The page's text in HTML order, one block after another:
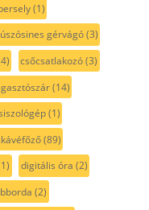
(1)
gérvágó(3)
csőcsatlakozó(3)
(14)
(1)
(89)
digitális óra (2)
(2)